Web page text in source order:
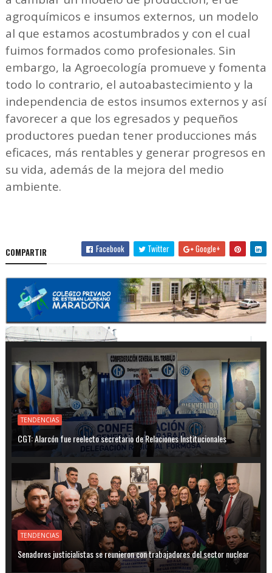
agroquímicos e insumos externos, un modelo
al que estamos acostumbrados y con el cual
fuimos formados como profesionales. Sin
embargo, la Agroecología promueve y fomenta
todo lo contrario, el autoabastecimiento y la
independencia de estos insumos externos y así
favorecer a que los egresados y pequeños
productores puedan tener producciones más
eficaces, más rentables y generar progresos en
su vida, además de la mejora del medio
ambiente.
COMPARTIR Facebook Twitter Google+
TENDENCIAS
CGT: Alarcón fue reelecto secretario de Relaciones Institucionales
TENDENCIAS
Senadores justicialistas se reunieron con trabajadores del sector nuclear